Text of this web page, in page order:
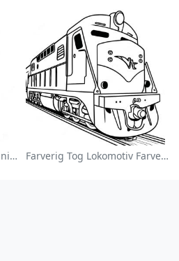
Chase Paw Patrol Farvelægningsside Farverig Tog Lokomotiv Farvelægningsside